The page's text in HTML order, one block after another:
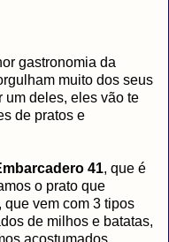
gastronomia da
muito dos seus
um deles, eles vão te
de pratos e
41, que é
o prato que
, que vem com 3 tipos
de milhos e batatas,
acostumados.